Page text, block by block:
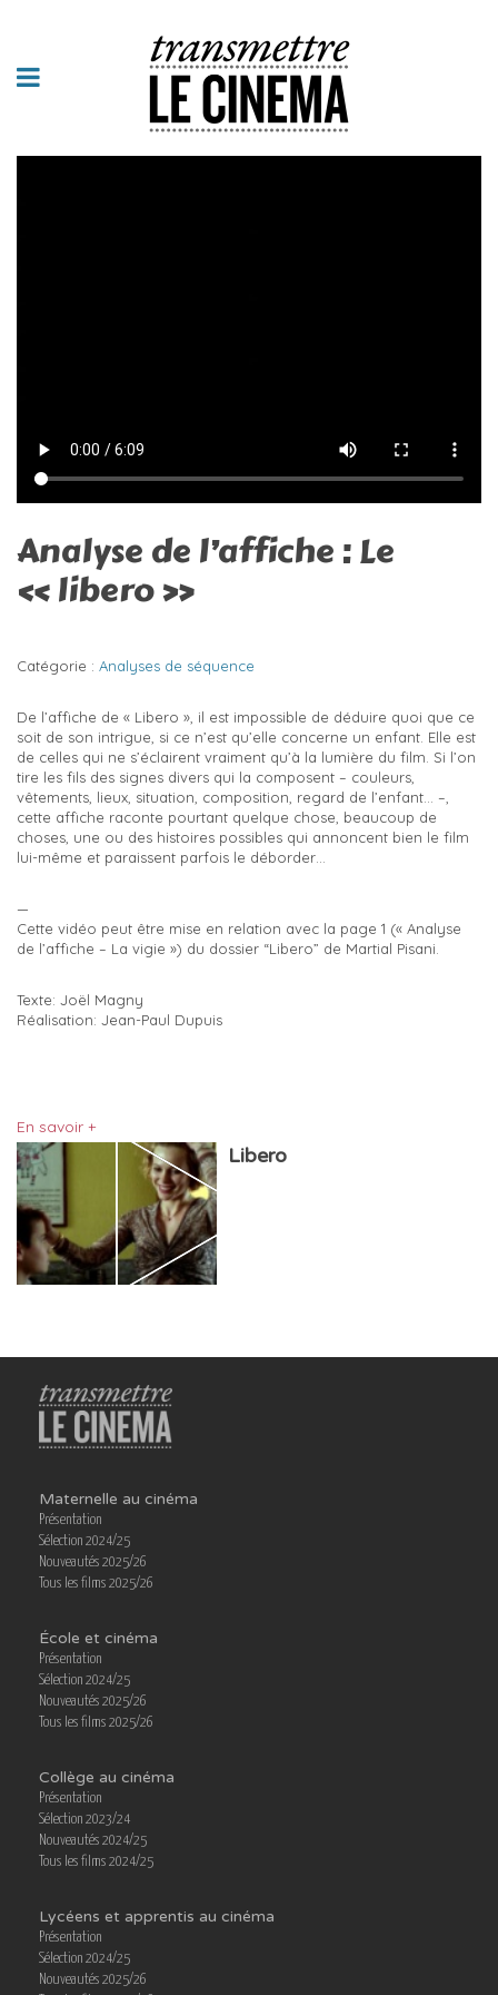
Analyse de l’affiche : Le
« libero »
Catégorie : Analyses de séquence
De l’affiche de « Libero », il est impossible de déduire quoi que ce
soit de son intrigue, si ce n’est qu’elle concerne un enfant. Elle est
de celles qui ne s’éclairent vraiment qu’à la lumière du film. Si l’on
tire les fils des signes divers qui la composent – couleurs,
vêtements, lieux, situation, composition, regard de l’enfant… –,
cette affiche raconte pourtant quelque chose, beaucoup de
choses, une ou des histoires possibles qui annoncent bien le film
lui-même et paraissent parfois le déborder…
—
Cette vidéo peut être mise en relation avec la page 1 (« Analyse
de l’affiche – La vigie ») du dossier “Libero” de Martial Pisani.
Texte: Joël Magny
Réalisation: Jean-Paul Dupuis
En savoir +
Libero
Maternelle au cinéma
Présentation
Sélection 2024/25
Nouveautés 2025/26
Tous les films 2025/26
École et cinéma
Présentation
Sélection 2024/25
Nouveautés 2025/26
Tous les films 2025/26
Collège au cinéma
Présentation
Sélection 2023/24
Nouveautés 2024/25
Tous les films 2024/25
Lycéens et apprentis au cinéma
Présentation
Sélection 2024/25
Nouveautés 2025/26